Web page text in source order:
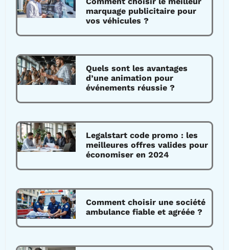
marquage publicitaire pour
vos véhicules ?
Quels sont les avantages
d’une animation pour
événements réussie ?
Legalstart code promo : les
meilleures offres valides pour
économiser en 2024
Comment choisir une société
ambulance fiable et agréée ?